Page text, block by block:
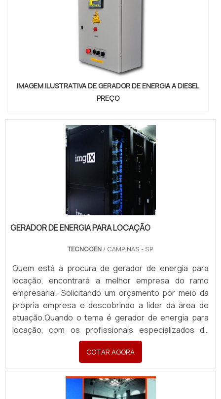
IMAGEM ILUSTRATIVA DE GERADOR DE ENERGIA A DIESEL
PREÇO
GERADOR DE ENERGIA PARA LOCAÇÃO
TECNOGEN / CAMPINAS - SP
Quem está à procura de gerador de energia para
locação, encontrará a melhor empresa do ramo
empresarial. Solicitando um orçamento por meio da
própria empresa e descobrindo a líder da área de
atuação.Quando o tema é gerador de energia para
locação, com os profissionais especializados da
TECNOGEN Grupos Geradores encontramos
eficiência com suprimento da necessidade de
suporte técnico pós-venda por meio de um
atendimento ágil, qualificado e com ampla
disponibilidade.MAIS sOBRE GERADOR DE ENERGIA
COTAR AGORA